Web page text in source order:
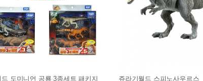
드 도미니언 공룡 3종세트 패키지
쥬라기월드 스피노사우르스